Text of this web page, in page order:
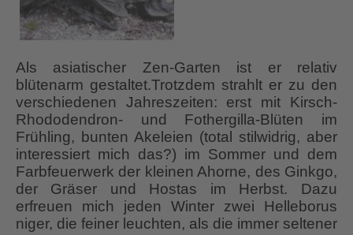
Als asiatischer Zen-Garten ist er relativ
blütenarm gestaltet.Trotzdem strahlt er zu den
verschiedenen Jahreszeiten: erst mit Kirsch-
Rhododendron- und Fothergilla-Blüten im
Frühling, bunten Akeleien (total stilwidrig, aber
interessiert mich das?) im Sommer und dem
Farbfeuerwerk der kleinen Ahorne, des Ginkgo,
der Gräser und Hostas im Herbst. Dazu
erfreuen mich jeden Winter zwei Helleborus
niger, die feiner leuchten, als die immer seltener